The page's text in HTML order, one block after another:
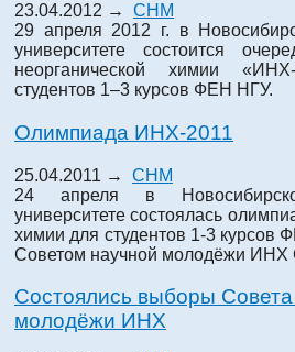
23.04.2012 → СНМ
29 апреля 2012 г. в
университете состоится
неорганической химии
студентов 1–3 курсов ФЕН НГУ.
Олимпиада ИНХ-2011
25.04.2011 → СНМ
24 апреля в
университете состоялась
химии для студентов 1-3 курсов
Советом научной молодёжи
Состоялись выборы
молодёжи ИНХ